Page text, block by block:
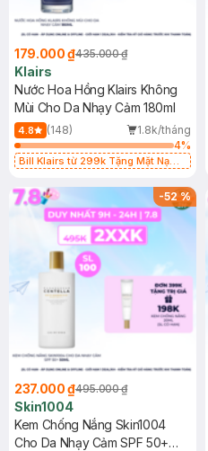
179.000 ₫435.000 ₫
Klairs
Nước Hoa Hồng Klairs Không
Mùi Cho Da Nhạy Cảm 180ml
4.8 (148)
1.8k/tháng
4%
Bill Klairs từ 299k Tặng Mặt Nạ
25ml (SL Có Hạn)
-52%
237.000 ₫495.000 ₫
Skin1004
Kem Chống Nắng Skin1004
Cho Da Nhạy Cảm SPF 50+